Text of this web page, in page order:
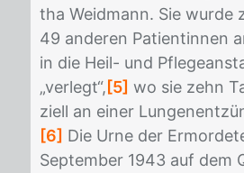
tha Weid­mann. Sie wur­de
49 an­de­ren Pa­ti­en­tin­nen
in die Heil- und
„ver­legt“,[5] wo sie zehn
zi­ell an ei­ner
[6] Die Urne der
Sep­tem­ber 1943 auf dem